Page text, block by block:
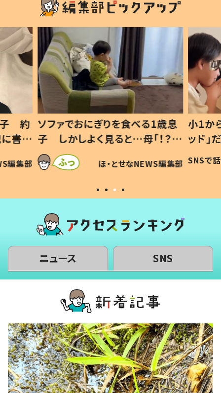
歳息
？」
編集部
小1から不登校、息子は「ギフテ
ッド」だった 父が“ウチ給食”を
作り続ける理由とは #令和の親
#令和の子
SNSで話題 ほ・とせなNEWS編集部
ひ孫
が、抱
「涙
い」
ニュース SNS